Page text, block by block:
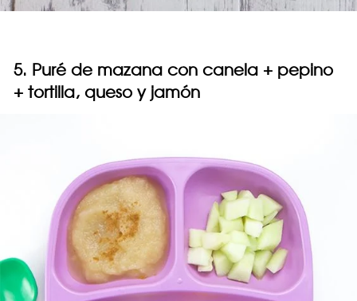
5. Puré de mazana con canela + pepino
+ tortilla, queso y jamón